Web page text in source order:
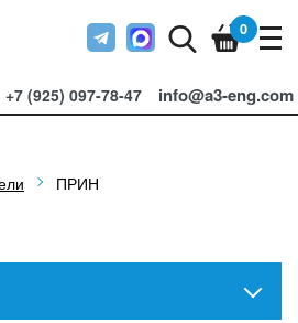
+7 (925) 097-78-47 info@a3-eng.com
0
ПРИН